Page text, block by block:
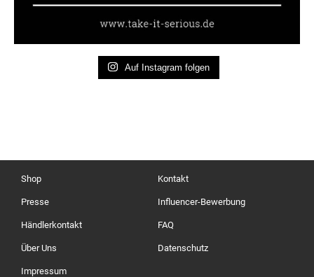
Auf Instagram folgen
Shop Kontakt
Presse Influencer-Bewerbung
Händlerkontakt FAQ
Über Uns Datenschutz
Impressum